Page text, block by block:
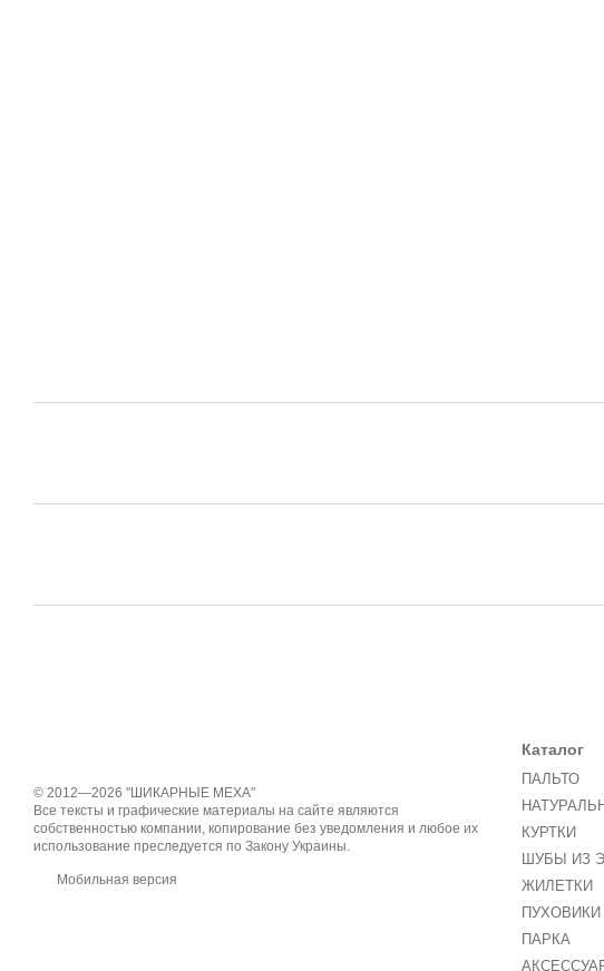
© 2012—2026 "ШИКАРНЫЕ МЕХА"
Все тексты и графические материалы на сайте являются
собственностью компании, копирование без уведомления и любое их
использование преследуется по Закону Украины.
Мобильная версия
Каталог
ПАЛЬТО
КУРТКИ
ШУБЫ ИЗ
ЖИЛЕТКИ
ПУХОВИКИ
ПАРКА